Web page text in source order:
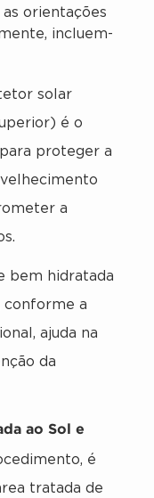
orientações
incluem-
solar
é o
proteger a
a
bem hidratada
conforme a
ajuda na
da
ao Sol e
é
tratada de